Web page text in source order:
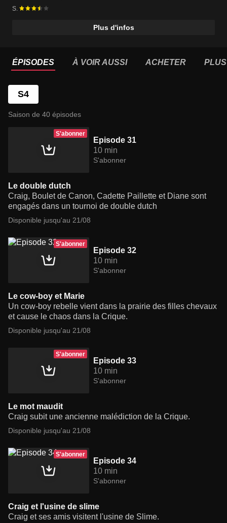
S.
Plus d'infos
ÉPISODES À VOIR AUSSI ACHETER
S4
Saison de 40 épisodes
S'abonner
Episode 31
10 min
S'abonner
Le double dutch
Craig, Boulet de Canon, Cadette Paillette et Diane sont
engagés dans un tournoi de double dutch
Disponible jusqu'au 21/08
S'abonner
Episode 32
10 min
S'abonner
Le cow-boy et Marie
Un cow-boy rebelle vient dans la prairie des filles chevaux
et cause le chaos dans la Crique.
Disponible jusqu'au 21/08
S'abonner
Episode 33
10 min
S'abonner
Le mot maudit
Craig subit une ancienne malédiction de la Crique.
Disponible jusqu'au 21/08
S'abonner
Episode 34
10 min
S'abonner
Craig et l'usine de slime
Craig et ses amis visitent l'usine de Slime.